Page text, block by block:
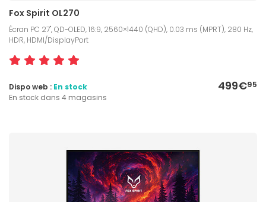
Fox Spirit OL270
Écran PC 27", QD-OLED, 16:9, 2560×1440 (QHD), 0.03 ms (MPRT), 280 Hz,
HDR, HDMI/DisplayPort
499€95
Dispo web : En stock
En stock dans 4 magasins